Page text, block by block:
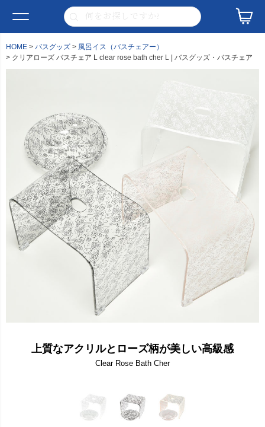
HOME バスグッズ
風呂イス（バスチェアー）
クリアローズ バスチェア L clear rose bath cher L | バスグッズ・バスチェア
上質なアクリルとローズ柄が美しい高級感
Clear Rose Bath Cher